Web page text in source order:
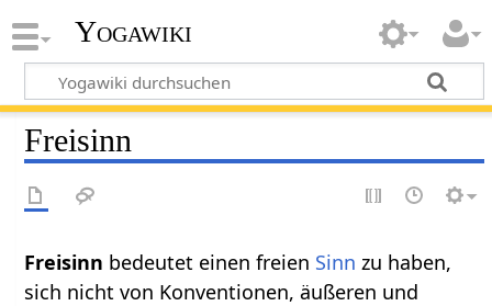
Yogawiki
Freisinn
Freisinn bedeutet einen freien Sinn zu haben,
sich nicht von Konventionen, äußeren und